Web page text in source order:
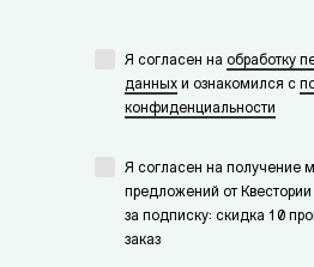
Я согласен на обработку
данных и ознакомился с
конфиденциальности
Я согласен на получение
предложений от
за подписку: скидка 10
заказ